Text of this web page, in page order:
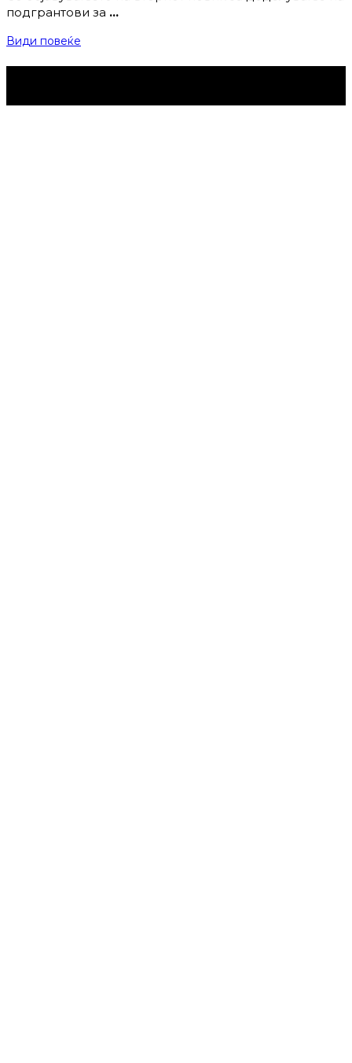
подгрантови за …
Види повеќе